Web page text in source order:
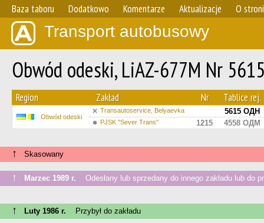
Baza taboru Dodatkowo Komentarze Aktualizacje O
Transport autobusowy
Obwód odeski, LiAZ-677M Nr
Region Zakład Nr Tablice rej.
Obwód odeski
Transautoservice, Belyaevka 5615 ОДН
PJSK "Sever Trans" 1215 4558 ОДМ
↑ Skasowany
↑ Marzec 1989 r. Odesłany lub sprzedany do innego zakładu lub do
↑ Luty 1986 r. Przybył do zakładu